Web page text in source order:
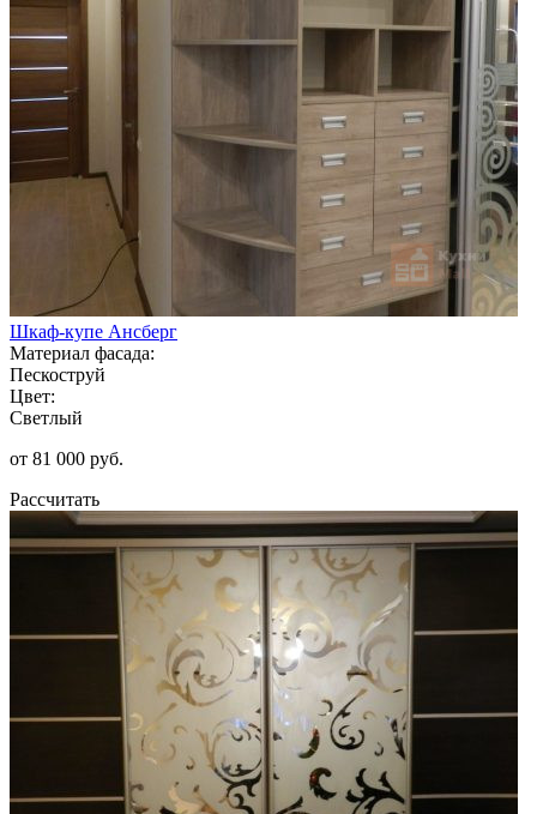
Шкаф-купе Ансберг
Материал фасада:
Пескоструй
Цвет:
Светлый
от 81 000 руб.
Рассчитать